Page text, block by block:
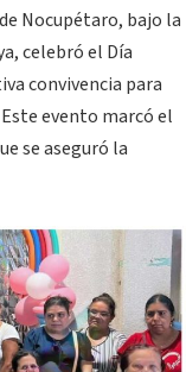
Nocupétaro, bajo la
celebró el Día
convivencia para
evento marcó el
se aseguró la